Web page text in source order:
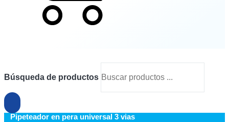
Búsqueda de productos
Pipeteador en pera universal 3 vias